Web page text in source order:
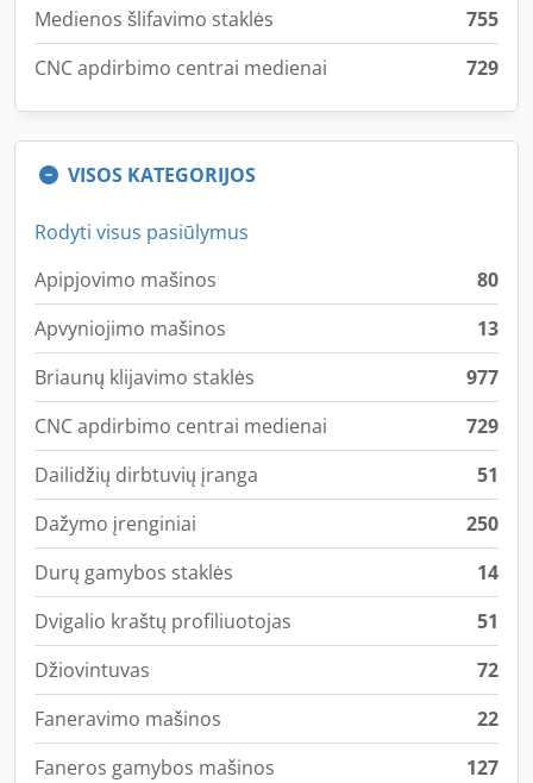
Medienos šlifavimo staklės
755
CNC apdirbimo centrai medienai
729
VISOS KATEGORIJOS
Rodyti visus pasiūlymus
Apipjovimo mašinos
80
Apvyniojimo mašinos
13
Briaunų klijavimo staklės
977
CNC apdirbimo centrai medienai
729
Dailidžių dirbtuvių įranga
51
Dažymo įrenginiai
250
Durų gamybos staklės
14
Dvigalio kraštų profiliuotojas
51
Džiovintuvas
72
Faneravimo mašinos
22
Faneros gamybos mašinos
127